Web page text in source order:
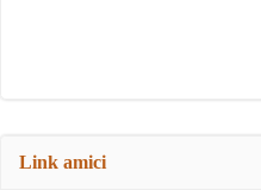
Link amici